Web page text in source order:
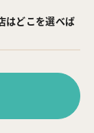
はどこを選べば